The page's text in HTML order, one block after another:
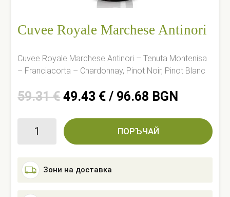
Cuvee Royale Marchese Antinori
Cuvee Royale Marchese Antinori – Tenuta Montenisa
– Franciacorta – Chardonnay, Pinot Noir, Pinot Blanc
59.31€ Original
was:
59.31 €.
49.43 € / 96.68 BGN
is:
49.43 €.
Royale
Marchese
ПОРЪЧАЙ
Зони на доставка